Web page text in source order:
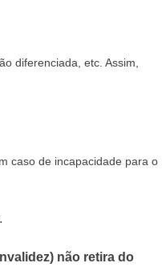
diferenciada, etc. Assim,
caso de incapacidade para o
não retira do